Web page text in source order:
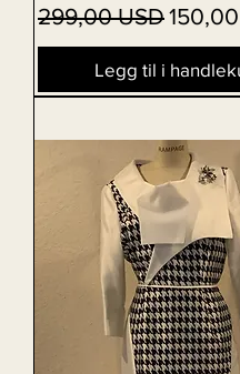
Vanlig pris
299,00 USD
Legg til i